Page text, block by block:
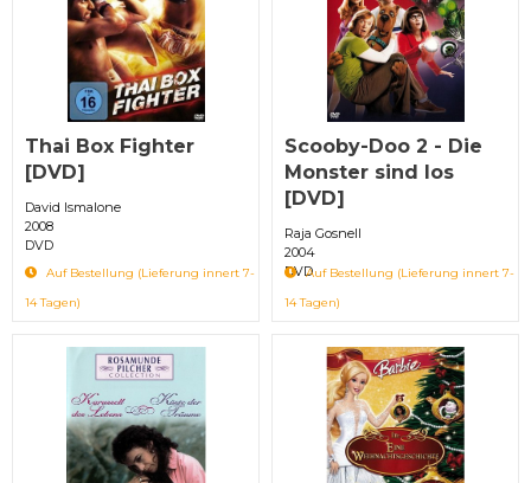
Thai Box Fighter
[DVD]
David Ismalone
2008
DVD
Auf Bestellung (Lieferung innert 7-
14 Tagen)
Scooby-Doo 2 - Die
Monster sind los
[DVD]
Raja Gosnell
2004
DVDAuf Bestellung (Lieferung innert 7-
14 Tagen)